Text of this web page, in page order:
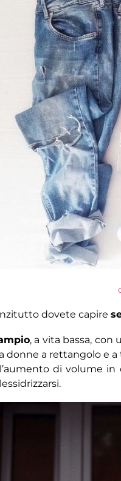
dovete capire
, a vita bassa, con
donne a rettangolo e
di volume